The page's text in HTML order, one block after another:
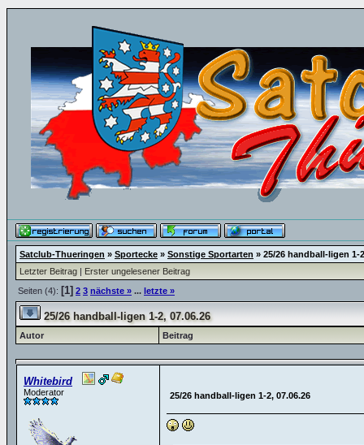
Satclub-Thueringen » Sportecke » Sonstige Sportarten » 25/26 handball-ligen 1-
Letzter Beitrag | Erster ungelesener Beitrag
Seiten (4): [1] 2 3 nächste » ... letzte »
25/26 handball-ligen 1-2, 07.06.26
Autor Beitrag
Whitebird
Moderator 25/26 handball-ligen 1-2, 07.06.26